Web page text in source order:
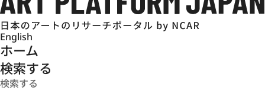
English
ホーム
検索する